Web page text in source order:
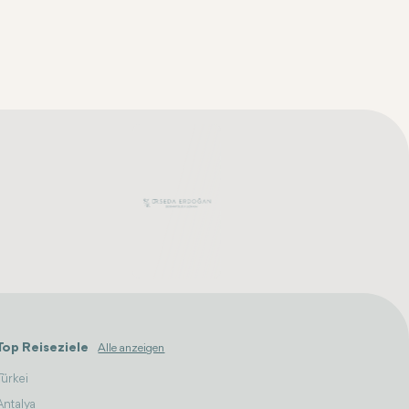
Reiseziele Alle anzeigen
Türkei